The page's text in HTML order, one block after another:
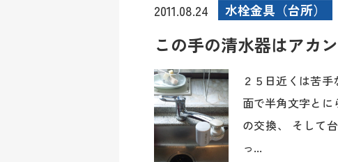
2011.08.24 水栓金具（台所）
この手の清水器はアカ
２５日近くは苦
面で半角文字と
の交換、 そして
っ...